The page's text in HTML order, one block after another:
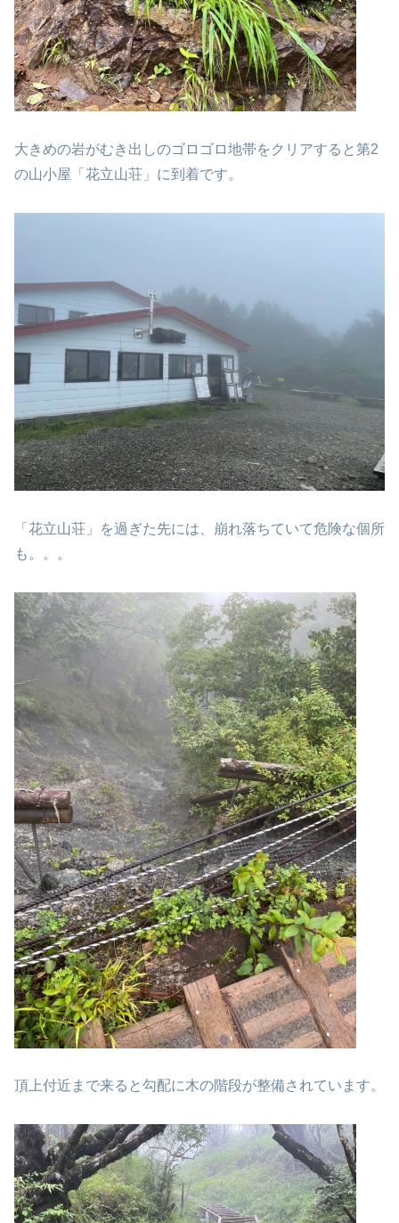
大きめの岩がむき出しのゴロゴロ地帯をクリアすると第2
の山小屋「花立山荘」に到着です。
「花立山荘」を過ぎた先には、崩れ落ちていて危険な個所
も。。。
頂上付近まで来ると勾配に木の階段が整備されています。